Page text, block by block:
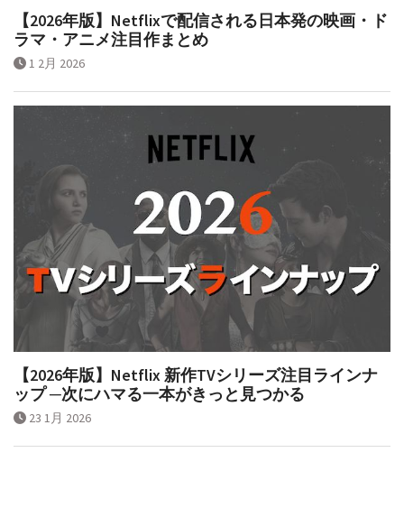
【2026年版】Netflixで配信される日本発の映画・ド
ラマ・アニメ注目作まとめ
1 2月 2026
【2026年版】Netflix 新作TVシリーズ注目ラインナ
ップ ─次にハマる一本がきっと見つかる
23 1月 2026